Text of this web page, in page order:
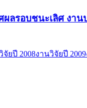
ลรอบชนะเลิศ งาน
จัยปี 2008งานวิจัยปี 2009